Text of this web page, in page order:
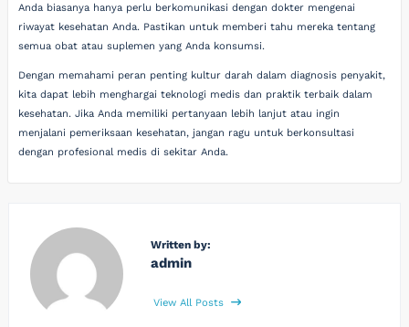
Anda biasanya hanya perlu berkomunikasi dengan dokter mengenai
riwayat kesehatan Anda. Pastikan untuk memberi tahu mereka tentang
semua obat atau suplemen yang Anda konsumsi.
Dengan memahami peran penting kultur darah dalam diagnosis penyakit,
kita dapat lebih menghargai teknologi medis dan praktik terbaik dalam
kesehatan. Jika Anda memiliki pertanyaan lebih lanjut atau ingin
menjalani pemeriksaan kesehatan, jangan ragu untuk berkonsultasi
dengan profesional medis di sekitar Anda.
Written by:
admin
View All Posts